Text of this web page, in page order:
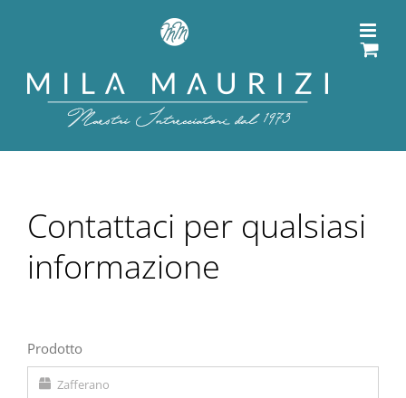
contenuto
Contattaci per qualsiasi
informazione
Prodotto